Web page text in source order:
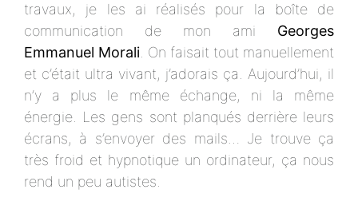
travaux, je les ai réalisés pour la boîte de
communication de mon ami Georges
Emmanuel Morali. On faisait tout manuellement
et c’était ultra vivant, j’adorais ça. Aujourd’hui, il
n’y a plus le même échange, ni la même
énergie. Les gens sont planqués derrière leurs
écrans, à s’envoyer des mails… Je trouve ça
très froid et hypnotique un ordinateur, ça nous
rend un peu autistes.